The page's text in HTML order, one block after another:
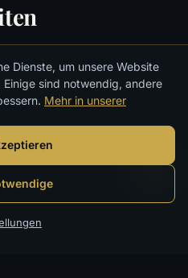
Dienste, um unsere Website
sind notwendig, andere
Mehr in unserer